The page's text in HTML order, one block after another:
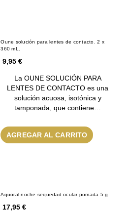
Oune solución para lentes de contacto. 2 x
360 mL.
9,95 €
La OUNE SOLUCIÓN PARA
LENTES DE CONTACTO es una
solución acuosa, isotónica y
tamponada, que contiene…
AGREGAR AL CARRITO
Aquoral noche sequedad ocular pomada 5 g
17,95 €